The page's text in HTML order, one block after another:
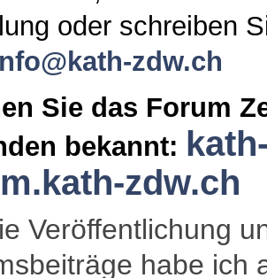
oder schreiben
zdw.ch
Sie das Forum
bekannt:
zdw.ch
Veröffentlichung
habe ich